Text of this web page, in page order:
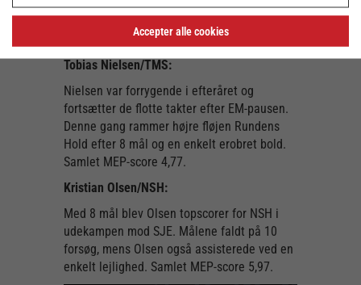
point. 8 mål, 4 assists, 1 tilkæmpet
straffekast og en erobret bold blev det til for
den snu playmaker. Samlet MEP-score 6,32.
Tobias Nielsen/TMS:
Nielsen var forrygende i efteråret og
fortsætter de flotte takter efter EM-pausen.
Denne gang rammer højre fløjen Rundens
Hold efter 8 mål og en enkelt erobret bold.
Samlet MEP-score 4,77.
Kristian Olsen/NSH:
Med 8 mål blev Olsen topscorer for NSH i
udekampen mod SJE. Målene faldt på 10
forsøg, mens Olsen også assisterede ved en
enkelt lejlighed. Samlet MEP-score 5,97.
Accepter alle cookies